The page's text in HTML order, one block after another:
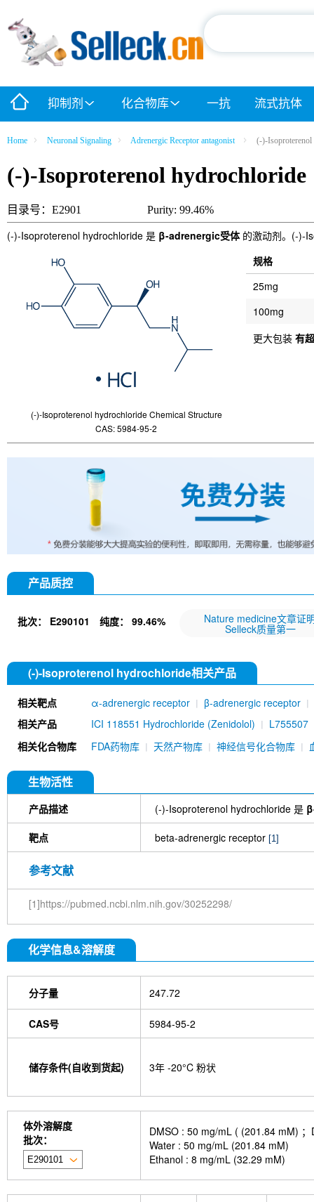
抑制剂 化合物库 一抗 流式抗体
Home Neuronal Signaling Adrenergic Receptor antagonist (-)-
(-)-Isoproterenol hydrochloride
目录号：E2901 Purity: 99.46%
(-)-Isoproterenol hydrochloride 是 β-adrenergic受体的激动剂。(-)-
(-)-Isoproterenol hydrochloride Chemical Structure
CAS: 5984-95-2
规格
25mg
100mg
更大包装 有
产品质控
批次： E290101 纯度： 99.46% Nature medicine文章证
Selleck质量第一
(-)-Isoproterenol hydrochloride相关产品
相关靶点 α-adrenergic receptor
β-adrenergic receptor
相关产品
ICI 118551 Hydrochloride (Zenidolol)
L755507
Isoprenaline
Naftopidil DiHCl
hydrochloride
相关化合物库 FDA药物库 天然产物库 神经信号化合物库
生物活性
产品描述 (-)-Isoproterenol hydrochloride 是
靶点 beta-adrenergic receptor [1]
参考文献
[1]https://pubmed.ncbi.nlm.nih.gov/30252298/
化学信息&溶解度
分子量 247.72
CAS号 5984-95-2
储存条件(自收到货起) 3年 -20°C 粉状
体外溶解度
批次：
DMSO : 50 mg/mL ( (201.84 mM)
Water : 50 mg/mL (201.84 mM)
Ethanol : 8 mg/mL (32.29 mM)